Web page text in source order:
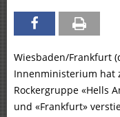
Wiesbaden/Frankfurt
Innenministerium hat
Rockergruppe «Hells
und «Frankfurt»